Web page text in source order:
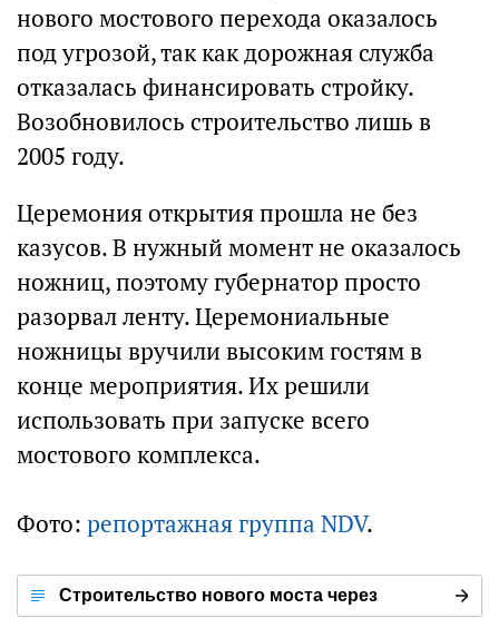
нового мостового перехода оказалось
под угрозой, так как дорожная служба
отказалась финансировать стройку.
Возобновилось строительство лишь в
2005 году.
Церемония открытия прошла не без
казусов. В нужный момент не оказалось
ножниц, поэтому губернатор просто
разорвал ленту. Церемониальные
ножницы вручили высоким гостям в
конце мероприятия. Их решили
использовать при запуске всего
мостового комплекса.
Фото: репортажная группа NDV.
Строительство нового моста через